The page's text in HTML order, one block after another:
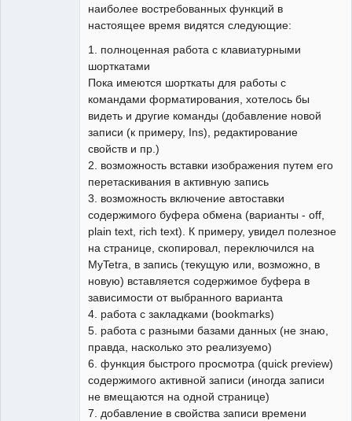
наиболее востребованных функций в
настоящее время видятся следующие:
1. полноценная работа с клавиатурными
шорткатами
Пока имеются шорткаты для работы с
командами форматирования, хотелось бы
видеть и другие команды (добавление новой
записи (к примеру, Ins), редактирование
свойств и пр.)
2. возможность вставки изображения путем его
перетаскивания в активную запись
3. возможность включение автоставки
содержимого буфера обмена (варианты - off,
plain text, rich text). К примеру, увидел полезное
на странице, скопировал, переключился на
MyTetra, в запись (текущую или, возможно, в
новую) вставляется содержимое буфера в
зависимости от выбранного варианта
4. работа с закладками (bookmarks)
5. работа с разными базами данных (не знаю,
правда, насколько это реализуемо)
6. функция быстрого просмотра (quick preview)
содержимого активной записи (иногда записи
не вмещаются на одной странице)
7. добавление в свойства записи времени